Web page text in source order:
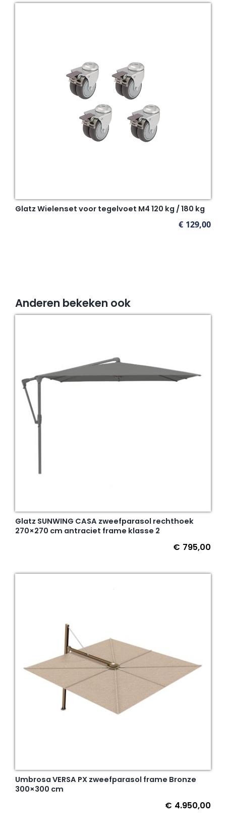
Glatz Wielenset voor tegelvoet M4 120 kg / 180 kg
€ 129,00
Anderen bekeken ook
Glatz SUNWING CASA zweefparasol rechthoek
270×270 cm antraciet frame klasse 2
€ 795,00
Umbrosa VERSA PX zweefparasol frame Bronze
300×300 cm
€ 4.950,00